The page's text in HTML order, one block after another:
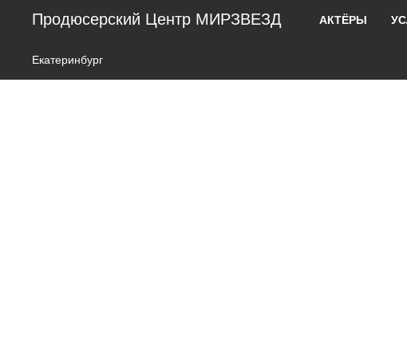
Продюсерский Центр МИРЗВЕЗД АКТЁРЫ
Екатеринбург